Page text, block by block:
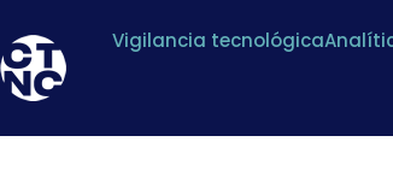
Vigilancia tecnológica